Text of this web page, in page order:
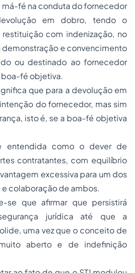
má-fé na conduta do fornecedor
em dobro, tendo o
com indenização, no
demonstração e convencimento
ou destinado ao fornecedor
boa-fé objetiva.
que para a devolução em
do fornecedor, mas sim
isto é, se a boa-fé objetiva
entendida como o dever de
contratantes, com equilíbrio
excessiva para um dos
colaboração de ambos.
se que afirmar que persistirá
jurídica até que a
uma vez que o conceito de
aberto e de indefinição